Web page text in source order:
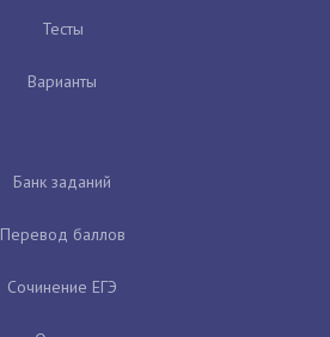
Тесты
Варианты
Банк заданий
Перевод баллов
Сочинение ЕГЭ